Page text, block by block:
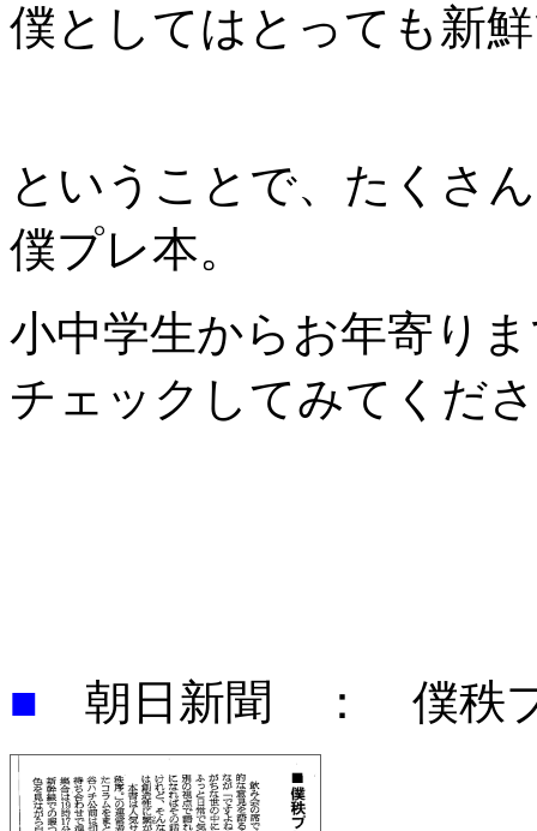
僕としてはとっても新
ということで、たくさ
僕プレ本。
小中学生からお年寄り
チェックしてみてくだ
■ 朝日新聞 ： 僕秩プ